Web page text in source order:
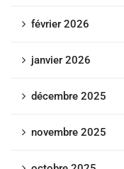
février 2026
janvier 2026
décembre 2025
novembre 2025